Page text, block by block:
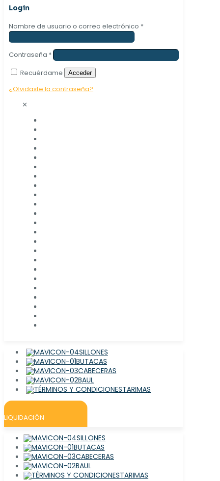
Login
Nombre de usuario o correo electrónico *
Contraseña *
Recuérdame
Acceder
¿Olvidaste la contraseña?
✕
SILLONES
BUTACAS
CABECERAS
BAUL
TARIMAS
LIQUIDACIÓN
SILLONES
BUTACAS
CABECERAS
BAUL
TARIMAS